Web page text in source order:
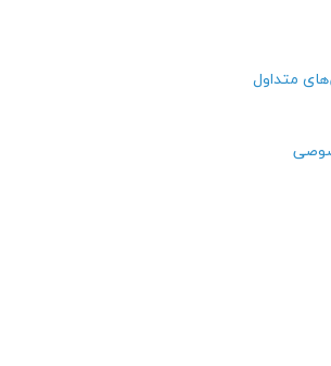
متداول